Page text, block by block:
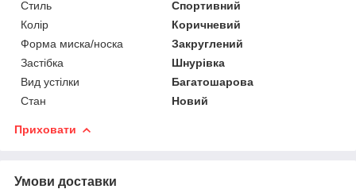
Стиль
Спортивний
Колір
Коричневий
Форма миска/носка
Закруглений
Застібка
Шнурівка
Вид устілки
Багатошарова
Стан
Новий
Приховати
Умови доставки